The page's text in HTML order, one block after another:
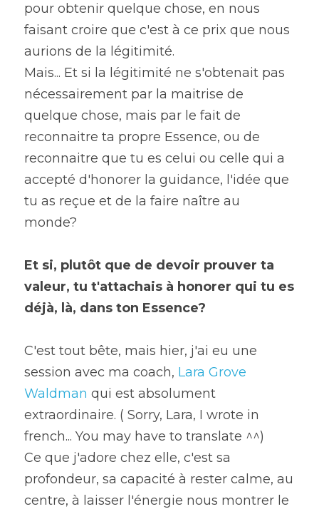
pour obtenir quelque chose, en nous
faisant croire que c'est à ce prix que nous
aurions de la légitimité.
Mais... Et si la légitimité ne s'obtenait pas
nécessairement par la maitrise de
quelque chose, mais par le fait de
reconnaitre ta propre Essence, ou de
reconnaitre que tu es celui ou celle qui a
accepté d'honorer la guidance, l'idée que
tu as reçue et de la faire naître au
monde?
Et si, plutôt que de devoir prouver ta
valeur, tu t'attachais à honorer qui tu es
déjà, là, dans ton Essence?
C'est tout bête, mais hier, j'ai eu une
session avec ma coach, Lara Grove
Waldman qui est absolument
extraordinaire. ( Sorry, Lara, I wrote in
french... You may have to translate ^^)
Ce que j'adore chez elle, c'est sa
profondeur, sa capacité à rester calme, au
centre, à laisser l'énergie nous montrer le